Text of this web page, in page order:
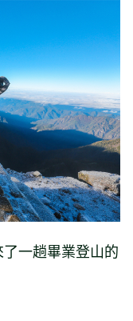
一趟畢業登山的